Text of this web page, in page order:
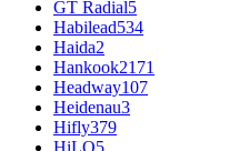
GT Radial5
Habilead534
Haida2
Hankook2171
Headway107
Heidenau3
Hifly379
HiLO5